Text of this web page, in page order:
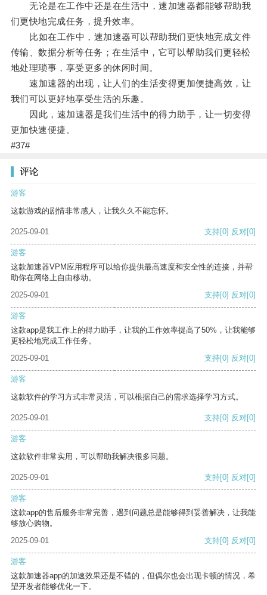
无论是在工作中还是在生活中，速加速器都能够帮助我
们更快地完成任务，提升效率。
比如在工作中，速加速器可以帮助我们更快地完成文件
传输、数据分析等任务；在生活中，它可以帮助我们更轻松
地处理琐事，享受更多的休闲时间。
速加速器的出现，让人们的生活变得更加便捷高效，让
我们可以更好地享受生活的乐趣。
因此，速加速器是我们生活中的得力助手，让一切变得
更加快速便捷。
#37#
评论
游客
这款游戏的剧情非常感人，让我久久不能忘怀。
2025-09-01 支持[0] 反对[0]
游客
这款加速器VPM应用程序可以给你提供最高速度和安全性的连接，并帮
助你在网络上自由移动。
2025-09-01
支持[0] 反对[0]
游客
这款app是我工作上的得力助手，让我的工作效率提高了50%，让我能够
更轻松地完成工作任务。
2025-09-01
支持[0] 反对[0]
游客
这款软件的学习方式非常灵活，可以根据自己的需求选择学习方式。
2025-09-01 支持[0] 反对[0]
游客
这款软件非常实用，可以帮助我解决很多问题。
2025-09-01 支持[0] 反对[0]
游客
这款app的售后服务非常完善，遇到问题总是能够得到妥善解决，让我能
够放心购物。
2025-09-01
支持[0] 反对[0]
游客
这款加速器app的加速效果还是不错的，但偶尔也会出现卡顿的情况，希
望开发者能够优化一下。